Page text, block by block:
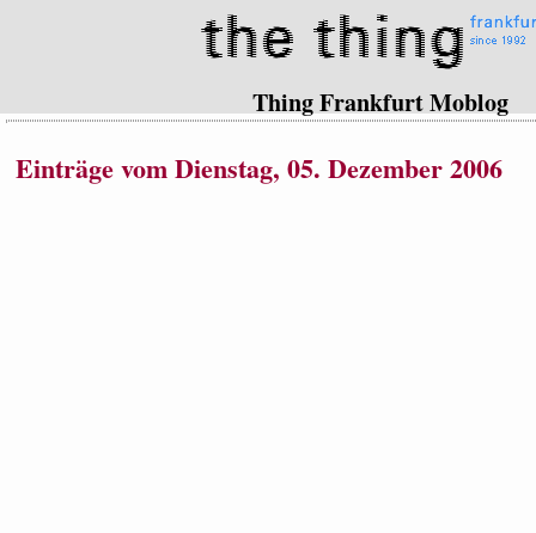
Thing Frankfurt Moblog
Einträge vom Dienstag, 05. Dezember 2006